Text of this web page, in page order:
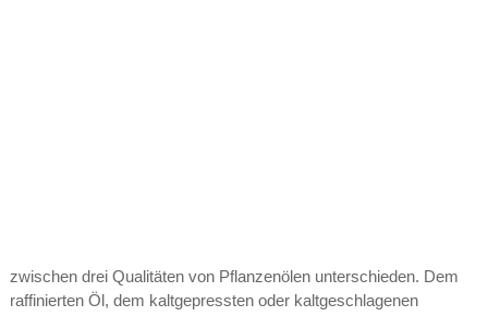
zwischen drei Qualitäten von Pflanzenölen unterschieden. Dem
raffinierten Öl, dem kaltgepressten oder kaltgeschlagenen